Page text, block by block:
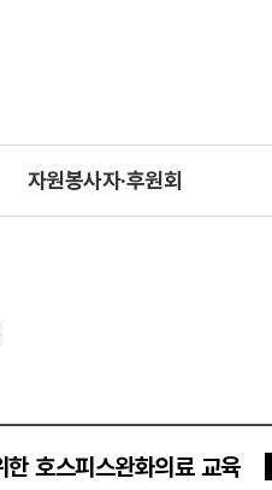
자원봉사자·후원회
호스피스완화의료 교육